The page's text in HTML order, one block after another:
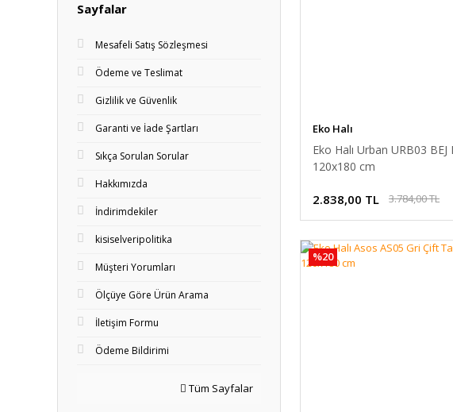
Sayfalar
Mesafeli Satış Sözleşmesi
Ödeme ve Teslimat
Gizlilik ve Güvenlik
Garanti ve İade Şartları
Sıkça Sorulan Sorular
Hakkımızda
İndirimdekiler
kisiselveripolitika
Müşteri Yorumları
Ölçüye Göre Ürün Arama
İletişim Formu
Ödeme Bildirimi
Tüm Sayfalar
Eko Halı
Eko Halı Urban URB03 BEJ
120x180 cm
2.838,00 TL 3.784,00 TL
%20